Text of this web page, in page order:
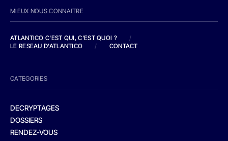
MIEUX NOUS CONNAITRE
ATLANTICO C'EST QUI, C'EST QUOI ?
/
LE RESEAU D'ATLANTICO
/ CONTACT
CATEGORIES
DECRYPTAGES
DOSSIERS
RENDEZ-VOUS